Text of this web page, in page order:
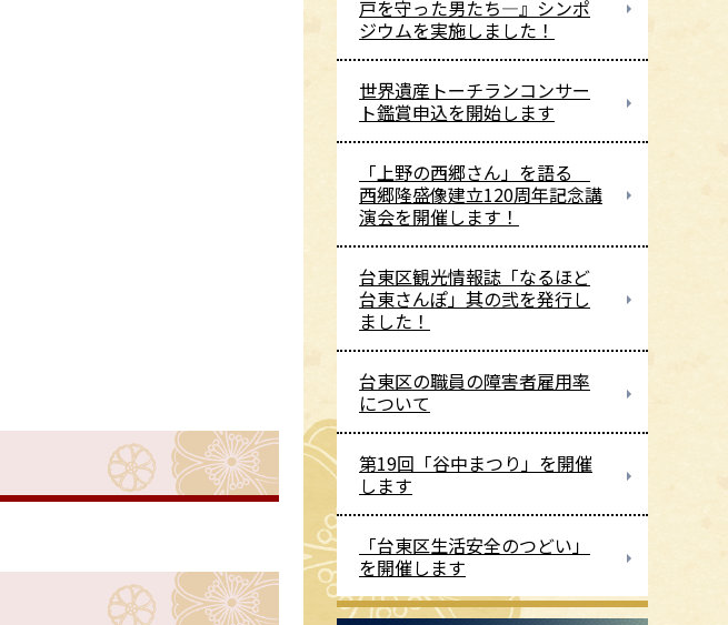
戸を守った男たち―』シンポ
ジウムを実施しました！
世界遺産トーチランコンサー
ト鑑賞申込を開始します
「上野の西郷さん」を語る
西郷隆盛像建立120周年記念講
演会を開催します！
台東区観光情報誌「なるほど
台東さんぽ」其の弐を発行し
ました！
台東区の職員の障害者雇用率
について
第19回「谷中まつり」を開催
します
「台東区生活安全のつどい」
を開催します